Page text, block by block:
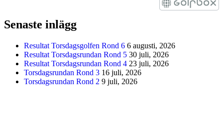
Senaste inlägg
Resultat Torsdagsgolfen Rond 6 6 augusti, 2026
Resultat Torsdagsrundan Rond 5 30 juli, 2026
Resultat Torsdagsrundan Rond 4 23 juli, 2026
Torsdagsrundan Rond 3 16 juli, 2026
Torsdagsrundan Rond 2 9 juli, 2026